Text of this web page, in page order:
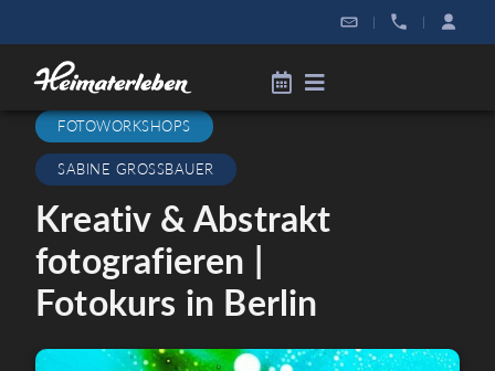
| |
FOTOWORKSHOPS
SABINE GROSSBAUER
Kreativ & Abstrakt
fotografieren |
Fotokurs in Berlin